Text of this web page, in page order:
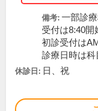
備考: 一部診
受付は8:40開
初診受付は
診療日時は科
休診日: 日、祝